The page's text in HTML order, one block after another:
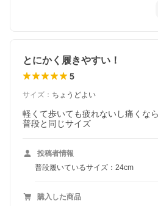
とにかく履きやすい！
5
サイズ ： ちょうどよい
軽くて歩いても疲れないし痛くなら
普段と同じサイズ
投稿者情報
普段履いているサイズ：24cm
購入した商品